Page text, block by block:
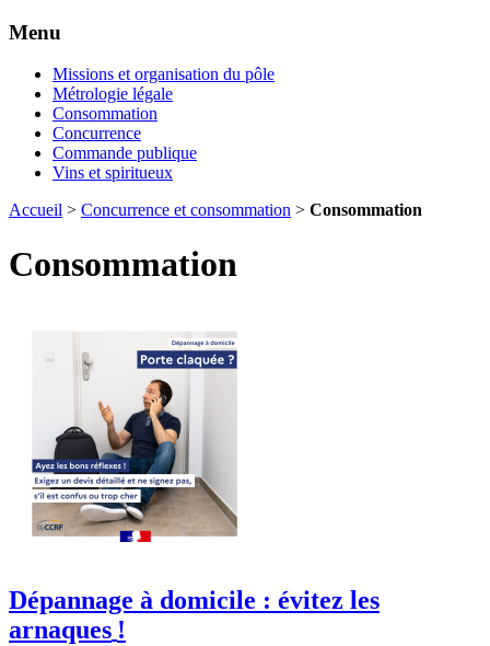
Menu
Missions et organisation du pôle
Métrologie légale
Consommation
Concurrence
Commande publique
Vins et spiritueux
Accueil > Concurrence et consommation > Consommation
Consommation
Dépannage à domicile : évitez les
arnaques !